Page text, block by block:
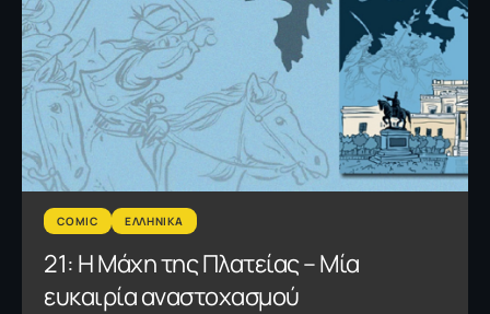
COMIC ΕΛΛΗΝΙΚΑ
21: Η Μάχη της Πλατείας – Μία
ευκαιρία αναστοχασμού